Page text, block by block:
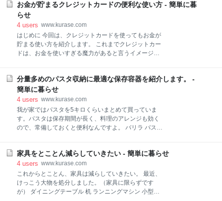
遅い朝食」も良いかもしれないと、半年ぶりに入店し
ました。 メニューを見るとなんと朝メニューがありま
した。しかも種類が豊富です。ミニラーメンとご飯の
セットやおかゆのセットなどバラエティに富んでいま
す。 試しに朝
す。 それは第一に何も考えずに、トップスもボトムス
も紺色を買ったことでした。当然ながら、セットアッ
プでなければ、それぞれの紺色は微妙に色合いが違い
ます。結果として、どれもコーデできない事実に気づ
きました。 次に紺色と白のトップスを着た時、真夏の
今は鏡に映る自分の姿でさえ、紺色は暑苦しく感じま
か。答えは簡単でした。 「本当は白を選びたいけれ
ど、汚れを気にしたくなかった」 というもの。ボトム
くらいならこれは致し方ありませんが、トップスくら
いは白にしておけば良かった
お金が貯まるクレジットカードの便利な使い方 - 簡単に暮
らせ
4 users www.kurase.com
はじめに 今回は、クレジットカードを使ってもお金が
貯まる使い方を紹介します。 これまでクレジットカー
ドは、お金を使いすぎる魔力があると言うイメージが
ぎてしまうような人もいたかもしれません。 けれど
も、クレジットカードはうまく使えば節約になりお金
が貯まり、手間を減らせるのでメリットが大きいもの
でもあるんです。 それではどのような使い方をすれ
ば、クレジットカードを使っても使いすぎずにお金が
貯まるような使い方ができるのでしょうか。 クレジッ
なく制限することです。クレジットカードの枚数が多
くなると、管理が大変だからです。 また、この場合は
家族カードを活用することで、世帯全体のでクレジッ
トカードを減らすこ
分量多めのパスタ収納に最適な保存容器を紹介します。 -
簡単に暮らせ
4 users www.kurase.com
我が家ではパスタを5キロくらいまとめて買っていま
す。パスタは保存期間が長く、料理のアレンジも効く
ので、常備しておくと便利なんですよ。 バリラ パスタ
れなキッチンなどには縦の筒状のパスタケースが並べ
られています。筆者もかつては、そういう容器を使っ
たことがあります。 でも筒状のパスタケースって、必
要量を取りにくいし、取りすぎたパスタを容器に戻そ
うにも、なかなか戻せません。 そこでいろいろ探して
家具をとことん減らしていきたい - 簡単に暮らせ
4 users www.kurase.com
これからとことん、家具は減らしていきたい。 最近、
けっこう大物を処分しました。（家具に限らずです
が） ダイニングテーブル 机 ランニングマシン 小型エ